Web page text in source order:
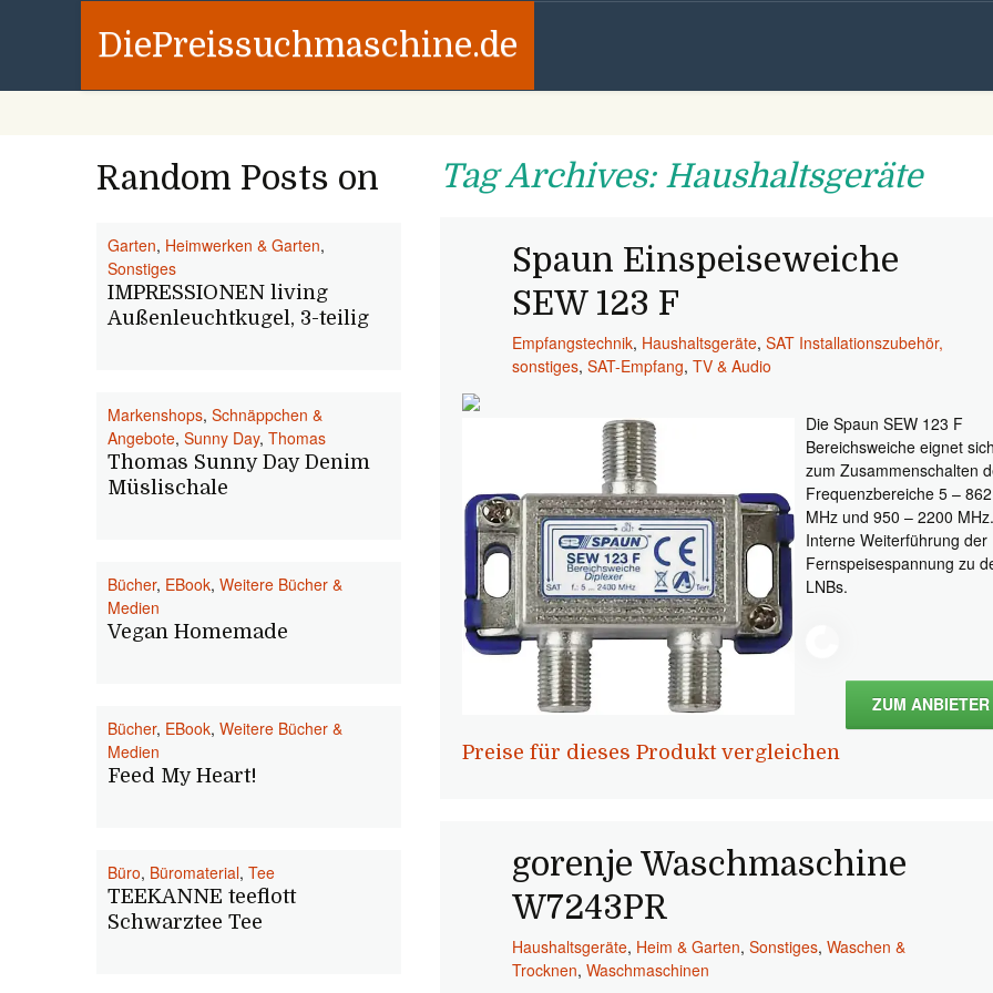
DiePreissuchmaschine.de
Tag Archives: Haushaltsgeräte
Spaun Einspeiseweiche
SEW 123 F
Empfangstechnik, Haushaltsgeräte,SAT Installationszubehör,
sonstiges,SAT-Empfang,TV & Audio
Die Spaun SEW 123 F
Bereichsweiche eignet
zum Zusammenschalten
Frequenzbereiche 5 – 862
MHz und 950 – 2200
Interne Weiterführung der
Fernspeisespannung zu
LNBs.
ZUM ANBIETER
Preise für dieses Produkt vergleichen
gorenje Waschmaschine
W7243PR
Haushaltsgeräte, Heim & Garten,Sonstiges,Waschen &
Trocknen,Waschmaschinen
Random Posts on
Garten, Heimwerken & Garten,
Sonstiges
IMPRESSIONEN living
Außenleuchtkugel, 3-teilig
Markenshops, Schnäppchen &
Angebote, Sunny Day, Thomas
Thomas Sunny Day Denim
Müslischale
Bücher, EBook, Weitere Bücher &
Medien
Vegan Homemade
Bücher, EBook, Weitere Bücher &
Medien
Feed My Heart!
Büro, Büromaterial, Tee
TEEKANNE teeflott
Schwarztee Tee